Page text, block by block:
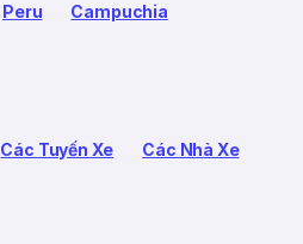
Peru Campuchia
Các Tuyến Xe Các Nhà Xe